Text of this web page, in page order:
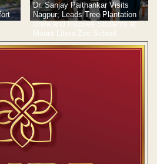
Dr. Sanjay Paithankar Visits
Nagpur; Leads Tree Plantation
Drive and Inspires Students at
Mount Litera Zee School